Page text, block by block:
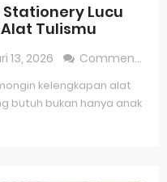
Lucu
Tulismu
13, 2026 Comment
kelengkapan alat
butuh bukan hanya anak